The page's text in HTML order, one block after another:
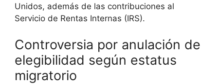
Unidos, además de las contribuciones al
Servicio de Rentas Internas (IRS).
Controversia por anulación de
elegibilidad según estatus
migratorio